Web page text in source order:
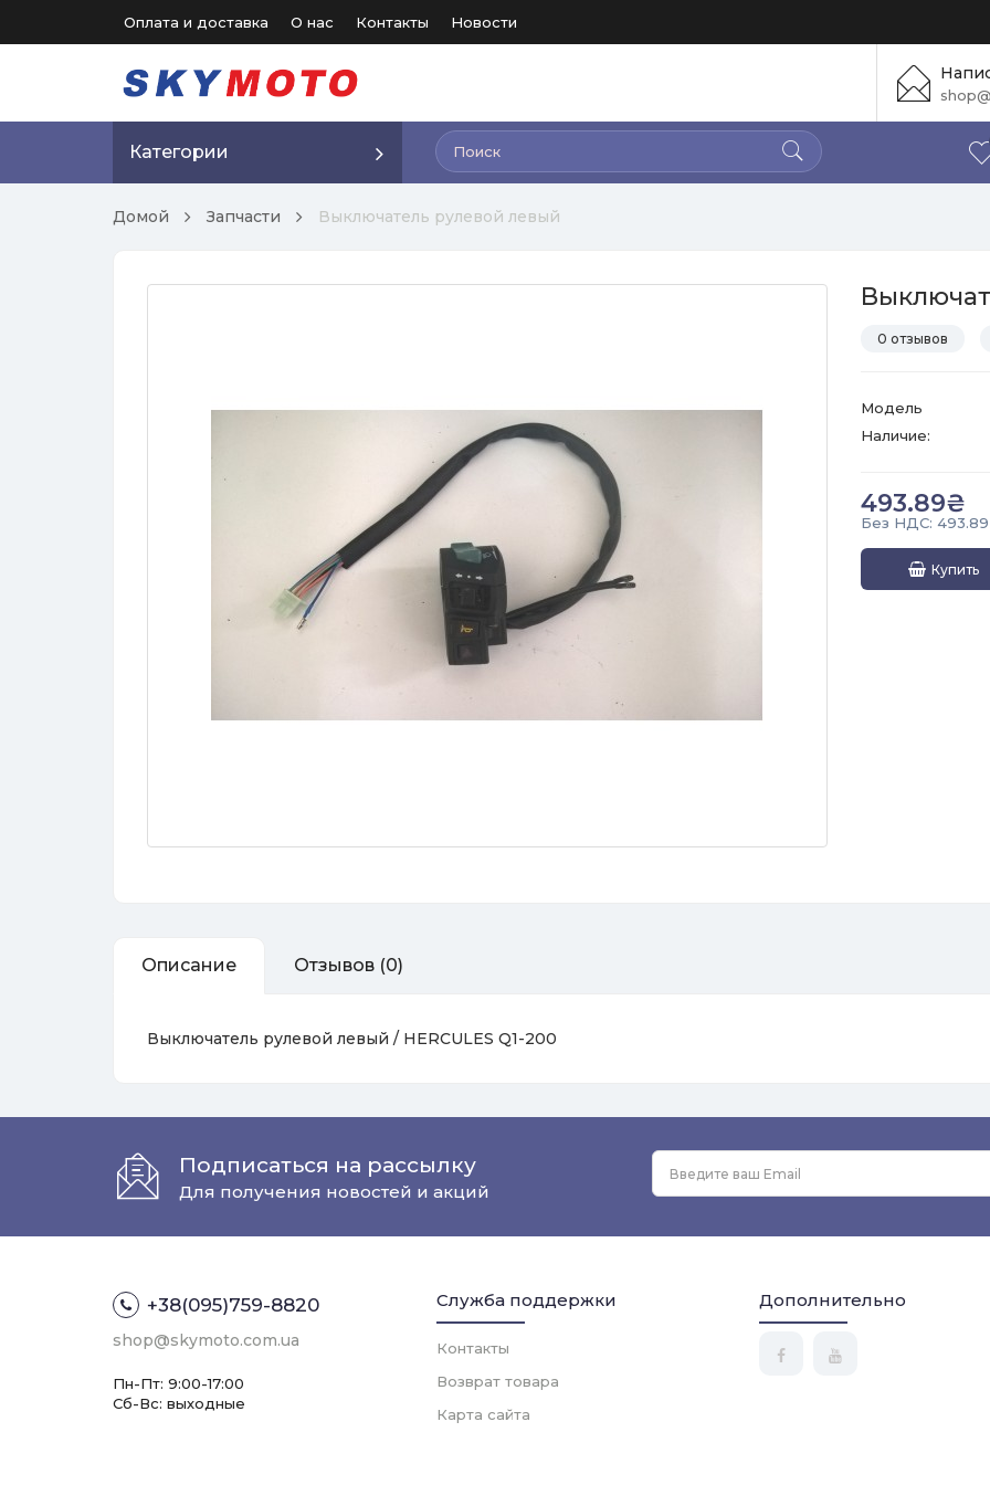
Оплата и доставка О нас Контакты Новости
Категории
Домой Запчасти Выключатель рулевой левый
0 отзывов
Модель
Наличие:
493.89₴
Без НДС:
Купить
Описание Отзывов (0)
Выключатель рулевой левый / HERCULES Q1-200
Подписаться на рассылку
Для получения новостей и акций
+38(095)759-8820
shop@skymoto.com.ua
Пн-Пт: 9:00-17:00
Сб-Вс: выходные
Служба поддержки
Контакты
Возврат товара
Карта сайта
Дополнительно